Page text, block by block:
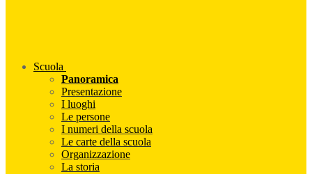
Scuola
Panoramica
Presentazione
I luoghi
Le persone
I numeri della scuola
Le carte della scuola
Organizzazione
La storia